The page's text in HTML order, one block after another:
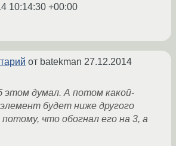
10:14:30 +00:00
от batekman 27.12.2014
этом думал. А потом какой-
будет ниже другого
что обогнал его на 3, а